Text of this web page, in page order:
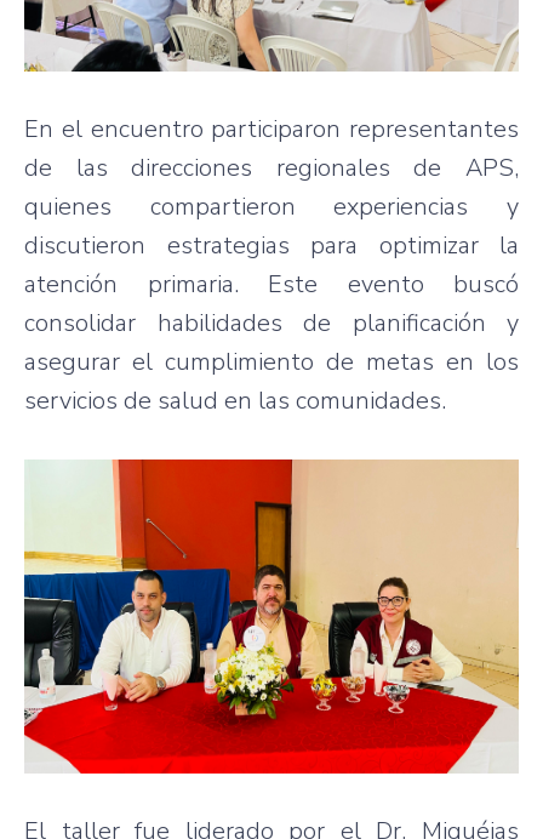
En el encuentro participaron representantes
de las direcciones regionales de APS,
quienes compartieron experiencias y
discutieron estrategias para optimizar la
atención primaria. Este evento buscó
consolidar habilidades de planificación y
asegurar el cumplimiento de metas en los
servicios de salud en las comunidades.
El taller fue liderado por el Dr. Miquéias